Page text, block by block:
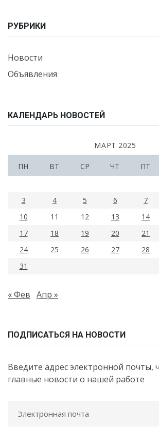
РУБРИКИ
Новости
Объявления
КАЛЕНДАРЬ НОВОСТЕЙ
МАРТ 2025
ПН ВТ СР ЧТ ПТ
3
4 5 6 7
10
11 12 13 14
17
18 19 20 21
24
25 26 27 28
31
« Фев Апр »
ПОДПИСАТЬСЯ НА НОВОСТИ
Введите адрес электронной почты,
главные новости о нашей работе